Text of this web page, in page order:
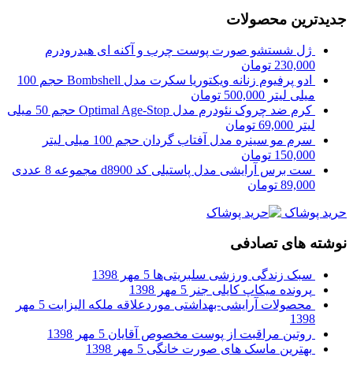
جدیدترین محصولات
ژل شستشو صورت پوست چرب و آکنه ای هیدرودرم
230,000 تومان
ادو پرفیوم زنانه ویکتوریا سکرت مدل Bombshell حجم 100
میلی لیتر 500,000 تومان
کرم ضد چروک نئودرم مدل Optimal Age-Stop حجم 50 میلی
لیتر 69,000 تومان
سرم مو سینره مدل آفتاب گردان حجم 100 میلی لیتر
150,000 تومان
ست برس آرایشی مدل پاستیلی کد d8900 مجموعه 8 عددی
89,000 تومان
حرید پوشاک
نوشته های تصادفی
سبک زندگی ورزشی سلبریتی‌ها 5 مهر 1398
پرونده‌ میکاپ کایلی جنر 5 مهر 1398
محصولات آرایشی-بهداشتی موردعلاقه ملکه الیزابت
5 مهر
1398
روتین مراقبت از پوست مخصوص آقایان 5 مهر 1398
بهترین ماسک های صورت خانگی 5 مهر 1398